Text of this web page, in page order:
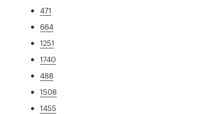
471
664
1251
1740
488
1508
1455